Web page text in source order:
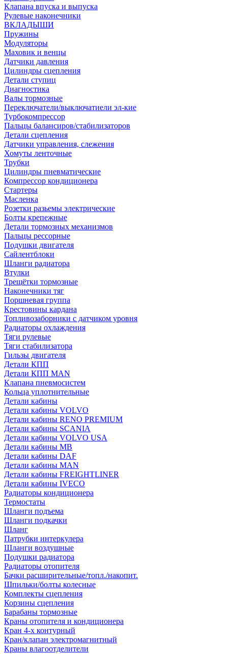
Клапана впуска и выпуска
Рулевые наконечники
ВКЛАДЫШИ
Пружины
Модуляторы
Маховик и венцы
Датчики давления
Цилиндры сцепления
Детали ступиц
Диагностика
Валы тормозные
Переключатели/выключатиели эл-кие
Турбокомпрессор
Пальцы балансиров/стабилизаторов
Детали сцепления
Датчики управления, слежения
Хомуты ленточные
Трубки
Цилиндры пневматические
Компрессор кондиционера
Стартеры
Масленка
Розетки разьемы электрические
Болты крепежные
Детали тормозных механизмов
Пальцы рессорные
Подушки двигателя
Сайлентблоки
Шланги радиатора
Втулки
Трещётки тормозные
Наконечники тяг
Поршневая группа
Крестовины кардана
Топливозаборники с датчиком уровня
Радиаторы охлаждения
Тяги рулевые
Тяги стабилизатора
Гильзы двигателя
Детали КПП
Детали КПП MAN
Клапана пневмосистем
Кольца уплотнительные
Детали кабины
Детали кабины VOLVO
Детали кабины RENO PREMIUM
Детали кабины SCANIA
Детали кабины VOLVO USA
Детали кабины MB
Детали кабины DAF
Детали кабины MAN
Детали кабины FREIGHTLINER
Детали кабины IVECO
Радиаторы кондиционера
Термостаты
Шланги подъема
Шланги подкачки
Шланг
Патрубки интеркулера
Шланги воздушные
Подушки радиатора
Радиаторы отопителя
Бачки расширительные/топл./накопит.
Шпильки/болты колесные
Комплекты сцепления
Корзины сцепления
Барабаны тормозные
Краны отопителя и кондиционера
Кран 4-х контурный
Кран/клапан электромагнитный
Краны влагоотделители